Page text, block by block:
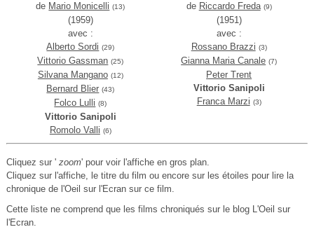
de Mario Monicelli (13)
(1959)
avec :
Alberto Sordi (29)
Vittorio Gassman (25)
Silvana Mangano (12)
Bernard Blier (43)
Folco Lulli (8)
Vittorio Sanipoli
Romolo Valli (6)
de Riccardo Freda (9)
(1951)
avec :
Rossano Brazzi (3)
Gianna Maria Canale (7)
Peter Trent
Vittorio Sanipoli
Franca Marzi (3)
Cliquez sur ' zoom' pour voir l'affiche en gros plan.
Cliquez sur l'affiche, le titre du film ou encore sur les étoiles pour lire la
chronique de l'Oeil sur l'Ecran sur ce film.
Cette liste ne comprend que les films chroniqués sur le blog L'Oeil sur
l'Ecran.